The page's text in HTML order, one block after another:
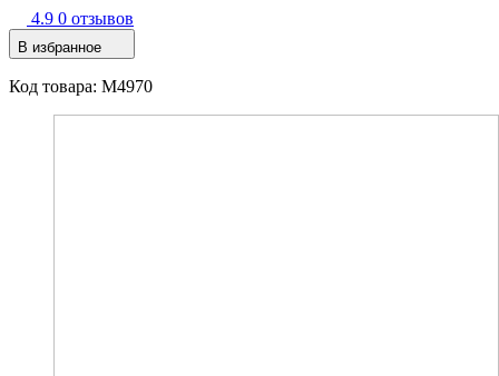
4.9 0 отзывов
В избранное
Код товара: M4970